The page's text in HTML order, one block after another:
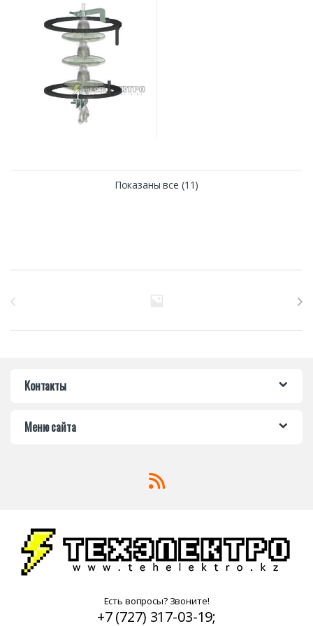
Показаны все (11)
Контакты
Меню сайта
Есть вопросы? Звоните!
+7 (727) 317-03-19;